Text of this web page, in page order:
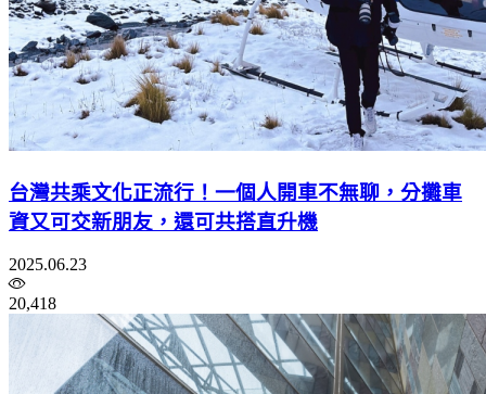
台灣共乘文化正流行！一個人開車不無聊，分攤車
資又可交新朋友，還可共搭直升機
2025.06.23
20,418